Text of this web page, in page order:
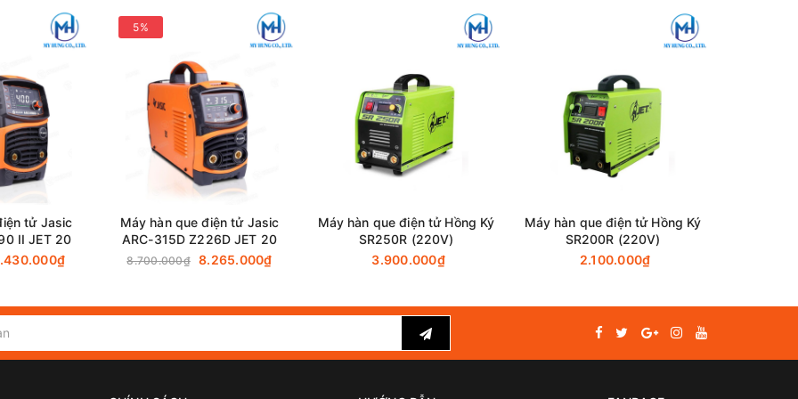
02 Đầu nối nhanh 70x95
máy hàn que điện tử jasic ares-500 380v
máy hàn công suất lớn, được thiết kế chuyên biệt cho các xưởng cơ khí
cao, làm việc liên tục trong thời gian dài. Thiết bị đáp ứng rất tốt các
công nghiệp.
nghệ inverter IGBT hiện đại, giúp tối ưu hiệu suất chuyển đổi điện năng,
hồ quang dễ dàng, cung cấp dòng hàn ổn định, mối hàn ngấu tốt, đường
điều chỉnh Arc Force giúp duy trì hồ quang ổn định khi phải làm việc
công trình có khoảng cách làm việc xa nguồn máy.
người thợ điều chỉnh mức nhiệt khi bắt đầu hồ quang, qua đó hỗ trợ
tử Jasic
II JET 20
5%
Máy hàn que điện tử Jasic
ARC-315D Z226D JET 20
8.700.000₫ 8.265.000₫
Máy hàn que điện tử Hồng Ký
SR250R (220V)
3.900.000₫
Máy hàn que điện tử Hồng Ký
SR200R (220V)
2.100.000₫